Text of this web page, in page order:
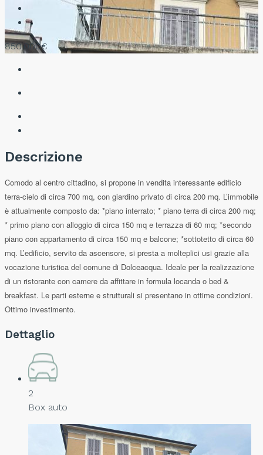
850.000€
Descrizione
Comodo al centro cittadino, si propone in vendita interessante edificio
terra-cielo di circa 700 mq, con giardino privato di circa 200 mq. L’immobile
è attualmente composto da: *piano interrato; * piano terra di circa 200 mq;
* primo piano con alloggio di circa 150 mq e terrazza di 60 mq; *secondo
piano con appartamento di circa 150 mq e balcone; *sottotetto di circa 60
mq. L’edificio, servito da ascensore, si presta a molteplici usi grazie alla
vocazione turistica del comune di Dolceacqua. Ideale per la realizzazione
di un ristorante con camere da affittare in formula locanda o bed &
breakfast. Le parti esterne e strutturali si presentano in ottime condizioni.
Ottimo investimento.
Dettaglio
2
Box auto